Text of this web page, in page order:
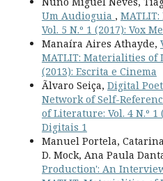
Um Audioguia ,
Vol. 5 N.º 1 (2017): Vox
Manaíra Aires Athayde,
MATLIT: Materialities of
(2013): Escrita e Cinema
Ãlvaro Seiça, Digital
Network of Self-
of Literature: Vol. 4 N.º
Digitais 1
Manuel Portela,
D. Mock, Ana Paula
Production': An